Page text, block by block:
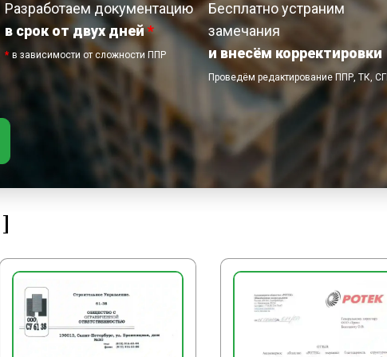
Разработаем документацию
в срок от двух дней*
* в зависимости от сложности ППР
Бесплатно устраним
замечания
и внесём корректировки
Проведём редактирование ППР, ТК,